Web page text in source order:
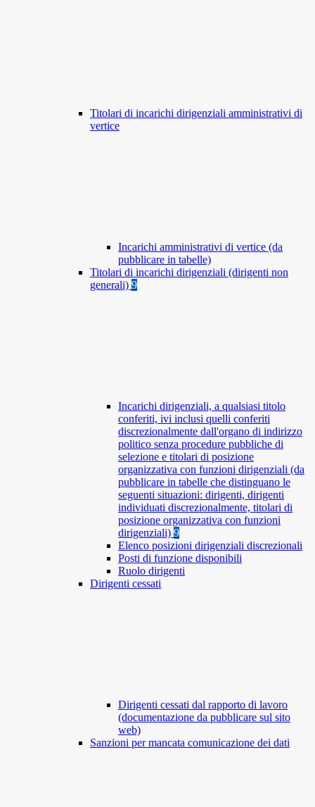
Titolari di incarichi dirigenziali amministrativi di
vertice
Incarichi amministrativi di vertice (da
pubblicare in tabelle)
Titolari di incarichi dirigenziali (dirigenti non
generali) 9
Incarichi dirigenziali, a qualsiasi titolo
conferiti, ivi inclusi quelli conferiti
discrezionalmente dall'organo di indirizzo
politico senza procedure pubbliche di
selezione e titolari di posizione
organizzativa con funzioni dirigenziali (da
pubblicare in tabelle che distinguano le
seguenti situazioni: dirigenti, dirigenti
individuati discrezionalmente, titolari di
posizione organizzativa con funzioni
dirigenziali) 9
Elenco posizioni dirigenziali discrezionali
Posti di funzione disponibili
Ruolo dirigenti
Dirigenti cessati
Dirigenti cessati dal rapporto di lavoro
(documentazione da pubblicare sul sito
web)
Sanzioni per mancata comunicazione dei dati